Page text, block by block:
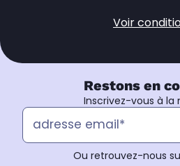
Voir
Restons en
Inscrivez-vous à la
Ou retrouvez-nous